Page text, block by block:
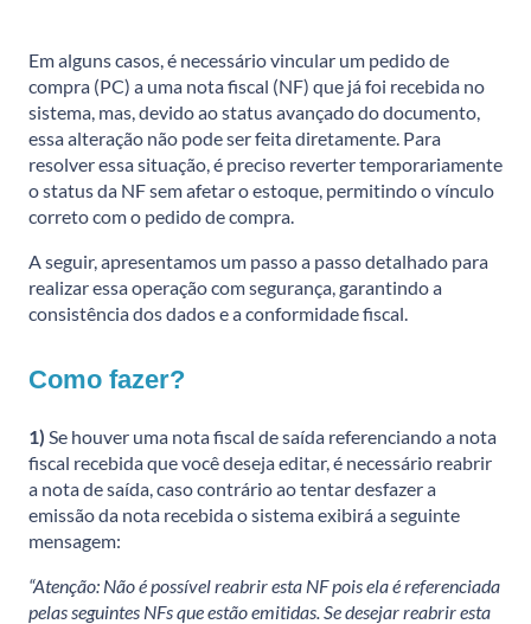
Em alguns casos, é necessário vincular um pedido de
compra (PC) a uma nota fiscal (NF) que já foi recebida no
sistema, mas, devido ao status avançado do documento,
essa alteração não pode ser feita diretamente. Para
resolver essa situação, é preciso reverter temporariamente
o status da NF sem afetar o estoque, permitindo o vínculo
correto com o pedido de compra.
A seguir, apresentamos um passo a passo detalhado para
realizar essa operação com segurança, garantindo a
consistência dos dados e a conformidade fiscal.
Como fazer?
1) Se houver uma nota fiscal de saída referenciando a nota
fiscal recebida que você deseja editar, é necessário reabrir
a nota de saída, caso contrário ao tentar desfazer a
emissão da nota recebida o sistema exibirá a seguinte
mensagem:
“Atenção: Não é possível reabrir esta NF pois ela é referenciada
pelas seguintes NFs que estão emitidas. Se desejar reabrir esta